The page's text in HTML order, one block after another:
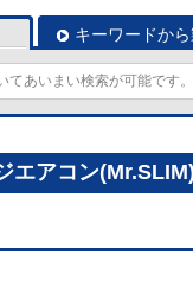
キーワードか
エアコン